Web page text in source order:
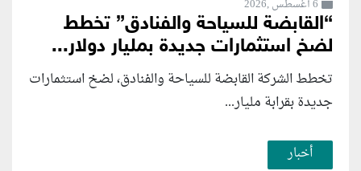
6 أغسطس ,2026
“القابضة للسياحة والفنادق” تخطط
لضخ استثمارات جديدة بمليار دولار...
تخطط الشركة القابضة للسياحة والفنادق، لضخ استثمارات
جديدة بقرابة مليار...
أخبار